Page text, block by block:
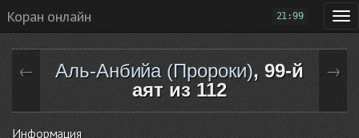
Коран онлайн 21:99
← Аль-Анбийа (Пророки), 99-й
аят из 112
→
Информация